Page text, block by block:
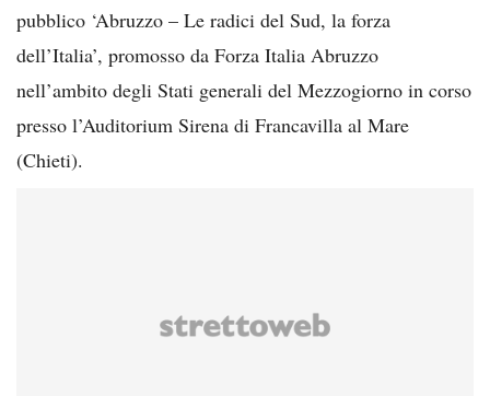
pubblico ‘Abruzzo – Le radici del Sud, la forza
dell’Italia’, promosso da Forza Italia Abruzzo
nell’ambito degli Stati generali del Mezzogiorno in corso
presso l’Auditorium Sirena di Francavilla al Mare
(Chieti).